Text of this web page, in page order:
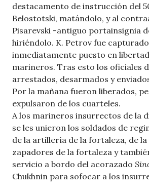
destacamento de instrucción del
Belostotski, matándolo, y al
Pisarevski -antiguo portainsignia
hiriéndolo. K. Petrov fue
inmediatamente puesto en
marineros. Tras esto los oficiales
arrestados, desarmados y
Por la mañana fueron liberados,
expulsaron de los cuarteles.
A los marineros insurrectos de la
se les unieron los soldados de
de la artillería de la fortaleza, de
zapadores de la fortaleza y
servicio a bordo del acorazado
Chukhnin para sofocar a los